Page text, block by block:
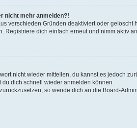
nicht mehr anmelden?!
verschieden Gründen deaktiviert oder
Registriere dich einfach erneut und nimm aktiv
nicht wieder mitteilen, du kannst es jedoch
dich schnell wieder anmelden können.
so wende dich an die Board-